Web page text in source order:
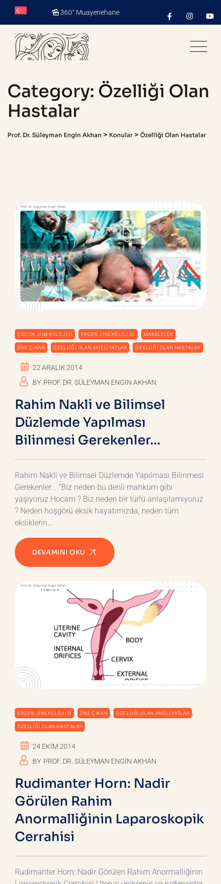
360° Muayenehane
Category: Özelliği Olan
Hastalar
Prof. Dr. Süleyman Engin Akhan > Konular > Özelliği Olan Hastalar
ÇOCUK JINEKOLOJISI , ERGEN JINEKOLOJISI , MAKALELER ,
ÖNE ÇIKAN , ÖZELLIĞI OLAN AMELIYATLAR , ÖZELLIĞI OLAN HASTALAR
22 ARALIK 2014
BY PROF. DR. SÜLEYMAN ENGIN AKHAN
Rahim Nakli ve Bilimsel
Düzlemde Yapılması
Bilinmesi Gerekenler…
Rahim Nakli ve Bilimsel Düzlemde Yapılması Bilinmesi
Gerekenler... “Biz neden bu denli mahkum gibi
yaşıyoruz Hocam ? Biz neden bir türlü anlaşılamıyoruz
? Neden hoşgörü eksik hayatımızda, neden tüm
eksiklerin…
DEVAMINI OKU
ERGEN JINEKOLOJISI , ÖNE ÇIKAN , ÖZELLIĞI OLAN AMELIYATLAR ,
ÖZELLIĞI OLAN HASTALAR
24 EKIM 2014
BY PROF. DR. SÜLEYMAN ENGIN AKHAN
Rudimanter Horn: Nadir
Görülen Rahim
Anormalliğinin Laparoskopik
Cerrahisi
Rudimanter Horn: Nadir Görülen Rahim Anormalliğinin